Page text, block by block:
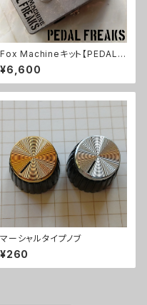
Fox Machineキット【PEDAL F
REAKS】
¥6,600
マーシャルタイプノブ
¥260